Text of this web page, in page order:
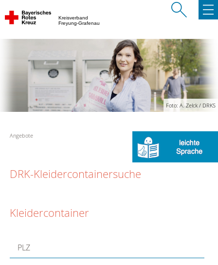
Kreisverband
Freyung-Grafenau
Foto: A. Zelck / DRKS
Angebote
DRK-Kleidercontainersuche
Kleidercontainer
PLZ